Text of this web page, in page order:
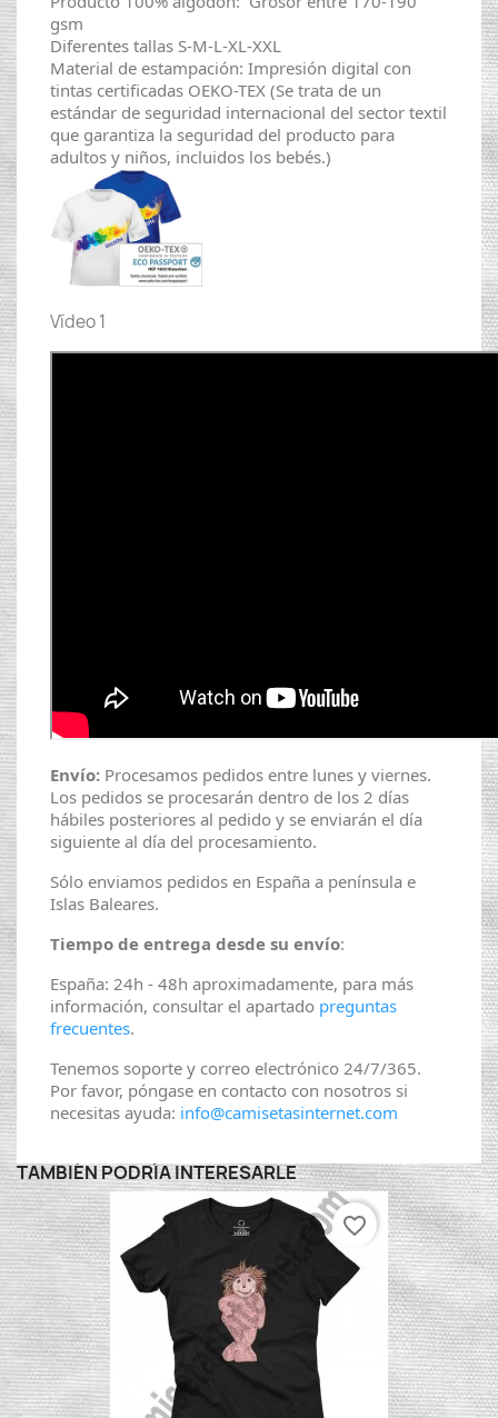
gsm
Diferentes tallas S-M-L-XL-XXL
Material de estampación: Impresión digital con
tintas certificadas OEKO-TEX (Se trata de un
estándar de seguridad internacional del sector textil
que garantiza la seguridad del producto para
adultos y niños, incluidos los bebés.)
Vídeo 1
Envío: Procesamos pedidos entre lunes y viernes.
Los pedidos se procesarán dentro de los 2 días
hábiles posteriores al pedido y se enviarán el día
siguiente al día del procesamiento.
Sólo enviamos pedidos en España a península e
Islas Baleares.
Tiempo de entrega desde su envío:
España: 24h - 48h aproximadamente, para más
información, consultar el apartado preguntas
frecuentes.
Tenemos soporte y correo electrónico 24/7/365.
Por favor, póngase en contacto con nosotros si
necesitas ayuda: info@camisetasinternet.com
TAMBIÉN PODRÍA INTERESARLE
favorite_border